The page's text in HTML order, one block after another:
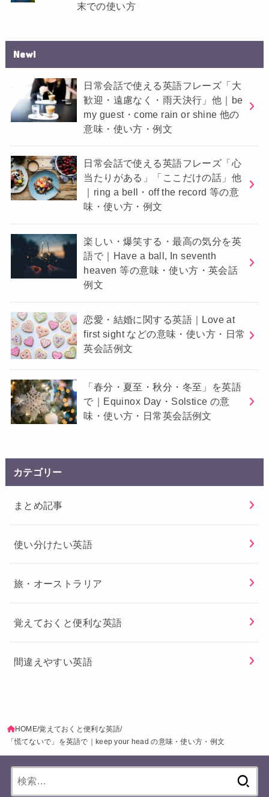
末での使い方
New!
日常会話で使える英語フレーズ「大
歓迎・遠慮なく・雨天決行」他｜be
my guest・come rain or shine 他の
意味・使い方・例文
日常会話で使える英語フレーズ「心
当たりがある」「ここだけの話」他
｜ring a bell・off the record 等の意
味・使い方・例文
楽しい・爆笑する・最高の気分を英
語で｜Have a ball, In seventh
heaven 等の意味・使い方・英会話
例文
恋愛・結婚に関する英語｜Love at
first sight などの意味・使い方・日常
英会話例文
「春分・夏至・秋分・冬至」を英語
で｜Equinox Day・Solstice の意
味・使い方・日常英会話例文
カテゴリー
まとめ記事
使い分けたい英語
旅・オーストラリア
覚えておくと便利な英語
間違えやすい英語
HOME 覚えておくと便利な英語
「慌てないで」を英語で｜keep your head の意味・使い方・例文